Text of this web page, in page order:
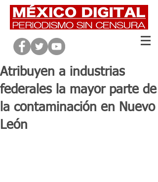
Atribuyen a industrias
federales la mayor parte de
la contaminación en Nuevo
León